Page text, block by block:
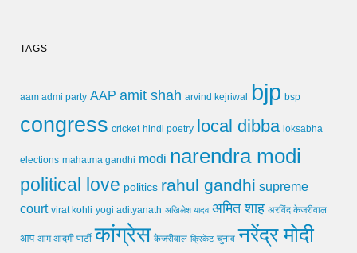
TAGS
aam admi party AAP amit shah arvind kejriwal bjp bsp
congress cricket hindi poetry local dibba loksabha
elections mahatma gandhi modi narendra modi
political love politics rahul gandhi supreme
court virat kohli yogi adityanath अखिलेश यादव अमित शाह अरविंद केजरीवाल
आप आम आदमी पार्टी कांग्रेस केजरीवाल क्रिकेट चुनाव नरेंद्र मोदी